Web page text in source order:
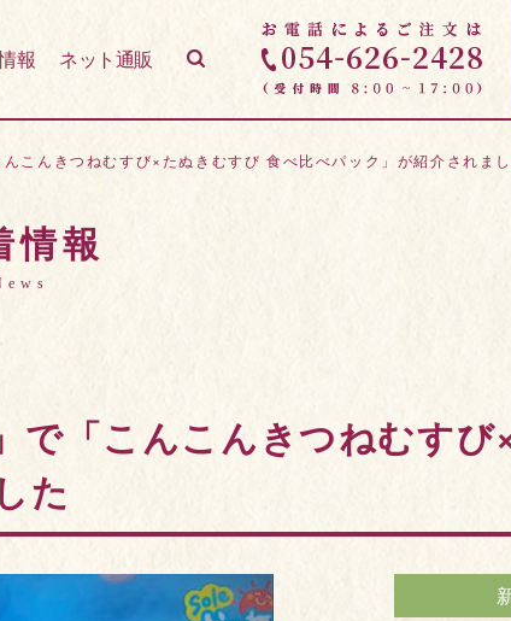
報 ネット通販
こんきつねむすび×たぬきむすび 食べ比べパック」が紹介されま
情報
「こんこんきつねむすび
た